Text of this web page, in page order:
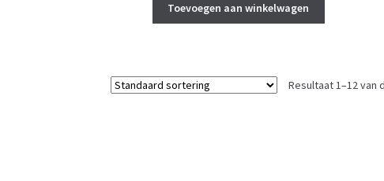
Toevoegen aan winkelwagen
Resultaat 1–12